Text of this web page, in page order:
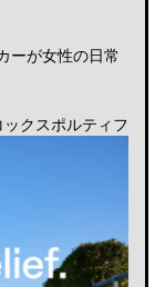
ーが女性の日常
ックスポルティフ